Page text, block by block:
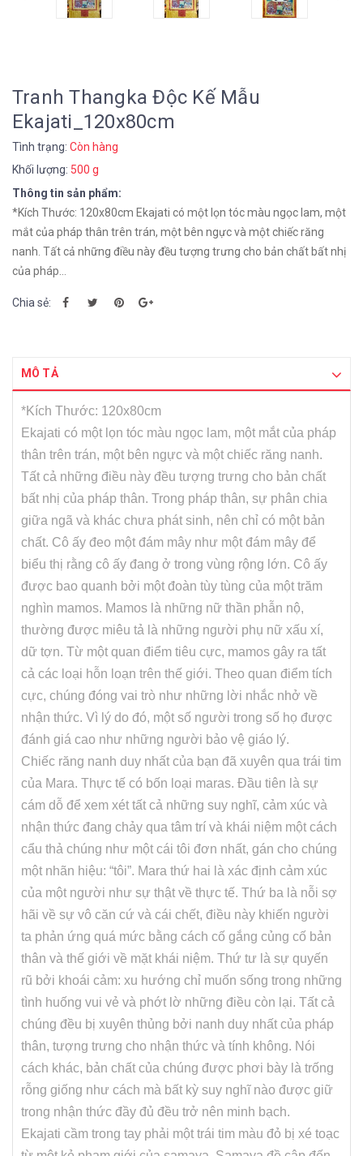
Tranh Thangka Độc Kế Mẫu
Ekajati_120x80cm
Tình trạng: Còn hàng
Khối lượng: 500 g
Thông tin sản phẩm:
*Kích Thước: 120x80cm Ekajati có một lọn tóc màu ngọc lam, một
mắt của pháp thân trên trán, một bên ngực và một chiếc răng
nanh. Tất cả những điều này đều tượng trưng cho bản chất bất nhị
của pháp...
Chia sẻ:
MÔ TẢ
*Kích Thước: 120x80cm
Ekajati có một lọn tóc màu ngọc lam, một mắt của pháp
thân trên trán, một bên ngực và một chiếc răng nanh.
Tất cả những điều này đều tượng trưng cho bản chất
bất nhị của pháp thân. Trong pháp thân, sự phân chia
giữa ngã và khác chưa phát sinh, nên chỉ có một bản
chất. Cô ấy đeo một đám mây như một đám mây để
biểu thị rằng cô ấy đang ở trong vùng rộng lớn. Cô ấy
được bao quanh bởi một đoàn tùy tùng của một trăm
nghìn mamos. Mamos là những nữ thần phẫn nộ,
thường được miêu tả là những người phụ nữ xấu xí,
dữ tợn. Từ một quan điểm tiêu cực, mamos gây ra tất
cả các loại hỗn loạn trên thế giới. Theo quan điểm tích
cực, chúng đóng vai trò như những lời nhắc nhở về
nhận thức. Vì lý do đó, một số người trong số họ được
đánh giá cao như những người bảo vệ giáo lý.
Chiếc răng nanh duy nhất của bạn đã xuyên qua trái tim
của Mara. Thực tế có bốn loại maras. Đầu tiên là sự
cám dỗ để xem xét tất cả những suy nghĩ, cảm xúc và
nhận thức đang chảy qua tâm trí và khái niệm một cách
cẩu thả chúng như một cái tôi đơn nhất, gán cho chúng
một nhãn hiệu: “tôi”. Mara thứ hai là xác định cảm xúc
của một người như sự thật về thực tế. Thứ ba là nỗi sợ
hãi về sự vô căn cứ và cái chết, điều này khiến người
ta phản ứng quá mức bằng cách cố gắng củng cố bản
thân và thế giới về mặt khái niệm. Thứ tư là sự quyến
rũ bởi khoái cảm: xu hướng chỉ muốn sống trong những
tình huống vui vẻ và phớt lờ những điều còn lại. Tất cả
chúng đều bị xuyên thủng bởi nanh duy nhất của pháp
thân, tượng trưng cho nhận thức và tính không. Nói
cách khác, bản chất của chúng được phơi bày là trống
rỗng giống như cách mà bất kỳ suy nghĩ nào được giữ
trong nhận thức đầy đủ đều trở nên minh bạch.
Ekajati cầm trong tay phải một trái tim màu đỏ bị xé toạc